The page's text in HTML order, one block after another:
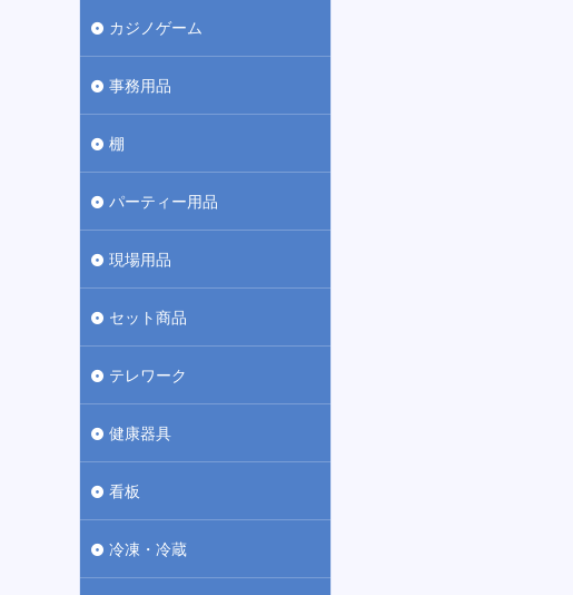
カジノゲーム
事務用品
棚
パーティー用品
現場用品
セット商品
テレワーク
健康器具
看板
冷凍・冷蔵